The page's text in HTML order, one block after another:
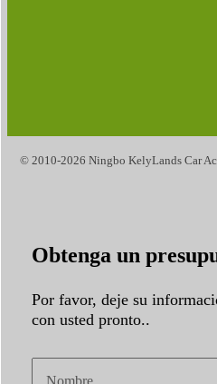
© 2010-2026 Ningbo KelyLands Car
Obtenga un
Por favor, deje su
con usted pronto..